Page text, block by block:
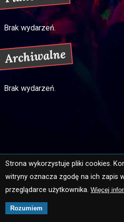
Brak wydarzeń.
Archiwalne
Brak wydarzeń.
Strona główna
Mapa strony
Ochrona danych osobowych
Strona wykorzystuje pliki cookies.
witryny oznacza zgodę na ich zapis
przeglądarce użytkownika. Więcej
Rozumiem